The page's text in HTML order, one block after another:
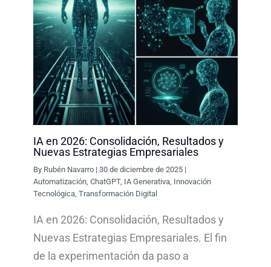
IA en 2026: Consolidación, Resultados y
Nuevas Estrategias Empresariales
By Rubén Navarro |30 de diciembre de 2025 |
Automatización ,ChatGPT, IA Generativa Innovación
Tecnológica ,Transformación Digital
IA en 2026: Consolidación, Resultados y
Nuevas Estrategias Empresariales. El fin
de la experimentación da paso a